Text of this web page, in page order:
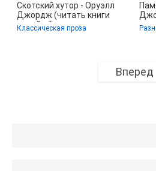
Скотский хутор - Оруэлл
Джордж (читать книги
онлайн без регистрации
Классическая проза
Вперед